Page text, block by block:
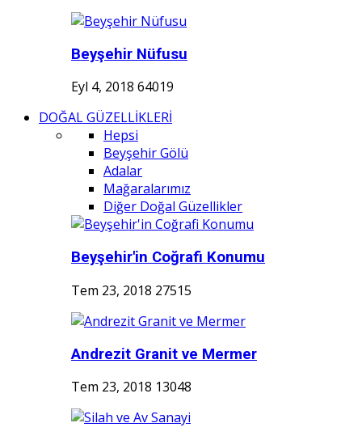
Beyşehir Nüfusu
Eyl 4, 2018 64019
DOĞAL GÜZELLİKLERİ
Hepsi
Beyşehir Gölü
Adalar
Mağaralarımız
Diğer Doğal Güzellikler
Beyşehir'in Coğrafi Konumu
Tem 23, 2018 27515
Andrezit Granit ve Mermer
Tem 23, 2018 13048